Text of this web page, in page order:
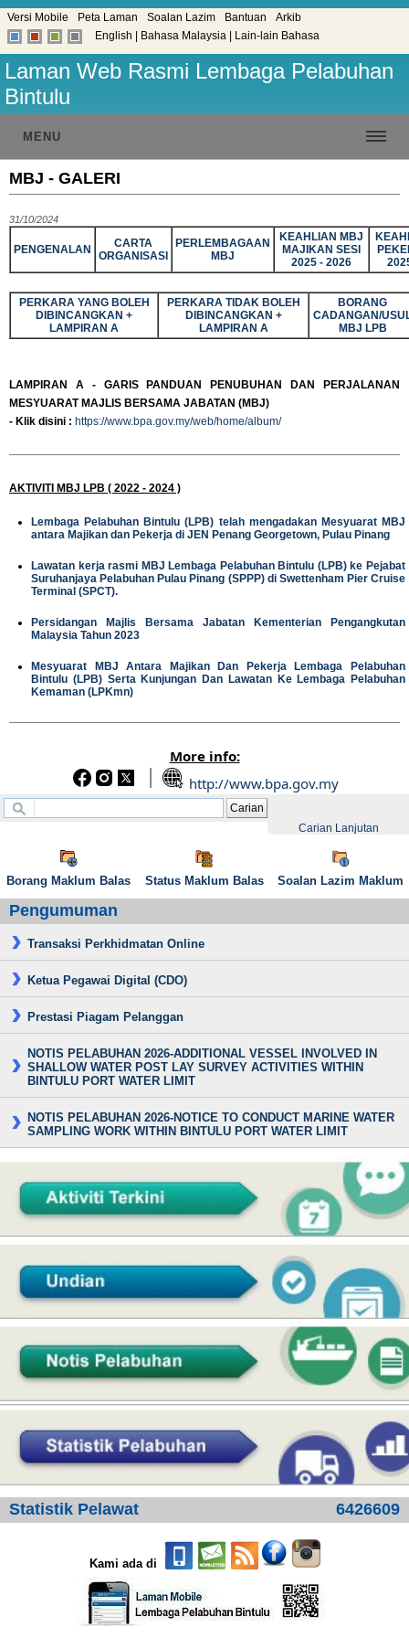
Versi Mobile Peta Laman Soalan Lazim Bantuan
Arkib
English
Bahasa Malaysia Lain-lain Bahasa
Laman Web Rasmi Lembaga Pelabuhan
Bintulu
MENU
MBJ - GALERI
31/10/2024
PENGENALAN
CARTA
ORGANISASI
PERLEMBAGAAN
MBJ
KEAHLIAN MBJ
MAJIKAN SESI
2025 - 2026
PERKARA YANG BOLEH
DIBINCANGKAN +
LAMPIRAN A
PERKARA TIDAK BOLEH
DIBINCANGKAN +
LAMPIRAN A
BORANG
CADANGAN/
MBJ LPB
LAMPIRAN A - GARIS PANDUAN PENUBUHAN DAN PERJALANAN
MESYUARAT MAJLIS BERSAMA JABATAN (MBJ)
- Klik disini : https://www.bpa.gov.my/web/home/album/
AKTIVITI MBJ LPB ( 2022 - 2024 )
Lembaga Pelabuhan Bintulu (LPB) telah mengadakan Mesyuarat MBJ
antara Majikan dan Pekerja di JEN Penang Georgetown, Pulau Pinang
Lawatan kerja rasmi MBJ Lembaga Pelabuhan Bintulu (LPB) ke Pejabat
Suruhanjaya Pelabuhan Pulau Pinang (SPPP) di Swettenham Pier Cruise
Terminal (SPCT).
Persidangan Majlis Bersama Jabatan Kementerian Pengangkutan
Malaysia Tahun 2023
Mesyuarat MBJ Antara Majikan Dan Pekerja Lembaga Pelabuhan
Bintulu (LPB) Serta Kunjungan Dan Lawatan Ke Lembaga Pelabuhan
Kemaman (LPKmn)
More info:
http://www.bpa.gov.my
Carian
Carian Lanjutan
Borang Maklum Balas Status Maklum Balas Soalan Lazim Maklum
Pengumuman
Transaksi Perkhidmatan Online
Ketua Pegawai Digital (CDO)
Prestasi Piagam Pelanggan
NOTIS PELABUHAN 2026-ADDITIONAL VESSEL INVOLVED IN
SHALLOW WATER POST LAY SURVEY ACTIVITIES WITHIN
BINTULU PORT WATER LIMIT
NOTIS PELABUHAN 2026-NOTICE TO CONDUCT MARINE WATER
SAMPLING WORK WITHIN BINTULU PORT WATER LIMIT
Statistik Pelawat 6426609
Kami ada di